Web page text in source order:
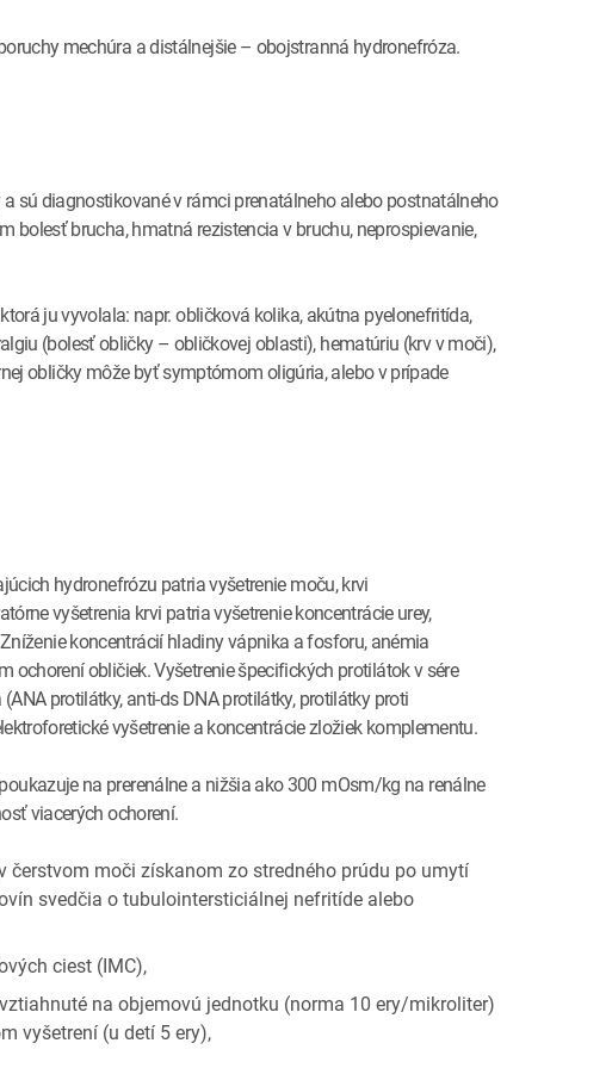
mechúra a distálnejšie – obojstranná hydronefróza.
sú diagnostikované v rámci prenatálneho alebo postnatálneho
bolesť brucha, hmatná rezistencia v bruchu, neprospievanie,
ju vyvolala: napr. obličková kolika, akútna pyelonefritída,
(bolesť obličky – obličkovej oblasti), hematúriu (krv v moči),
obličky môže byť symptómom oligúria, alebo v prípade
hydronefrózu patria vyšetrenie moču, krvi
vyšetrenia krvi patria vyšetrenie koncentrácie urey,
koncentrácií hladiny vápnika a fosforu, anémia
obličiek. Vyšetrenie špecifických protilátok v sére
protilátky, anti-ds DNA protilátky, protilátky proti
vyšetrenie a koncentrácie zložiek komplementu.
na prerenálne a nižšia ako 300 mOsm/kg na renálne
viacerých ochorení.
moči získanom zo stredného prúdu po umytí
svedčia o tubulointersticiálnej nefritíde alebo
ciest (IMC),
na objemovú jednotku (norma 10 ery/mikroliter)
vyšetrení (u detí 5 ery),